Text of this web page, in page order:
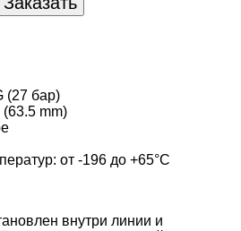
(27 бар)
mm)
от -196 до +65°С
внутри линии и